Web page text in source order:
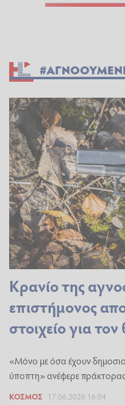
Κρανίο της
επιστήμονος
στοιχείο για
«Μόνο με όσα έχουν
ύποπτη» ανέφερε
ΚΌΣΜΟΣ 17.06.2026 16:04